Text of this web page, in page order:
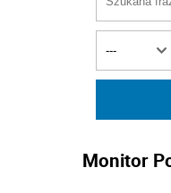
Monitor